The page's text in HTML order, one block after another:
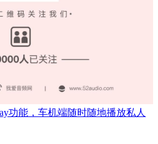
功能，车机端随时随地播放私人